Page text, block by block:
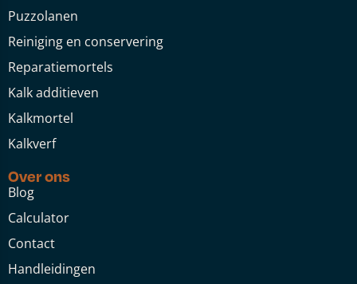
Puzzolanen
Reiniging en conservering
Reparatiemortels
Kalk additieven
Kalkmortel
Kalkverf
Over ons
Blog
Calculator
Contact
Handleidingen